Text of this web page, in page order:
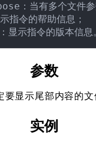
：当有多个文件参
令的帮助信息；
参数
显示尾部内容的文
实例